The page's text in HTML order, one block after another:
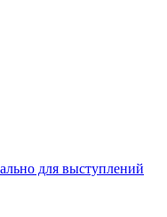
для выступлений